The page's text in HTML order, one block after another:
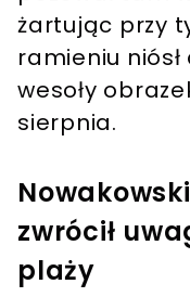
żartując przy
ramieniu
wesoły
sierpnia.
zwrócił
plaży